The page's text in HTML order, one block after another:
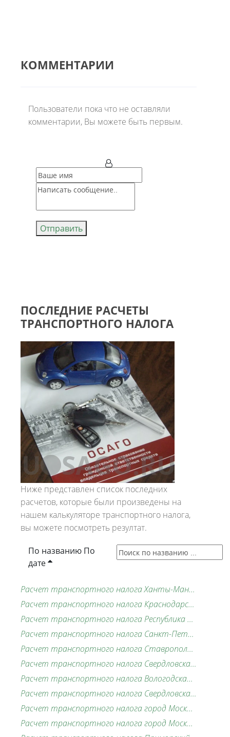
КОММЕНТАРИИ
Пользователи пока что не оставляли
комментарии, Вы можете быть первым.
Отправить
ПОСЛЕДНИЕ РАСЧЕТЫ
ТРАНСПОРТНОГО НАЛОГА
Ниже представлен список последних
расчетов, которые были произведены на
нашем калькуляторе транспортного налога,
вы можете посмотреть резултат.
По названию По
дате
Расчет транспортного налога Ханты-Мансийский автономный округ-Югра,2025 г.,117 л.с.
Расчет транспортного налога Краснодарский край,2026 г.,306 л.с.
Расчет транспортного налога Республика Татарстан,2026 г.,435 л.с.
Расчет транспортного налога Санкт-Петербург,2026 г.,298 л.с.
Расчет транспортного налога Ставропольский край,2026 г.,585 л.с.
Расчет транспортного налога Свердловская область,2026 г.,500 л.с.
Расчет транспортного налога Вологодская область,2026 г.,249 л.с.
Расчет транспортного налога Свердловская область,2026 г.,164 л.с.
Расчет транспортного налога город Москва,2026 г.,163 л.с.
Расчет транспортного налога город Москва,2026 г.,585 л.с.